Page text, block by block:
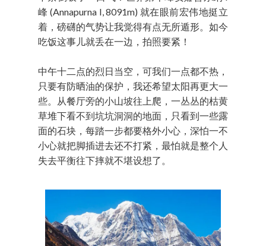
峰 (Annapurna I, 8091m) 就在眼前宏伟地挺立
着，磅礴的气势让我觉得有点无所遁形。如今
吃饭这事儿就丢在一边，拍照要紧！
中午十二点的烈日当空，可我们一点都不热，
只要有防晒油的保护，我还希望太阳再更大一
些。从餐厅旁的小山坡往上爬，一丛丛的枯黄
草堆下看不到坑坑洞洞的地面，只看到一些露
面的石块，每踏一步都要格外小心，深怕一不
小心就把脚插进去还不打紧，最怕就是整个人
失去平衡往下摔就不堪设想了。